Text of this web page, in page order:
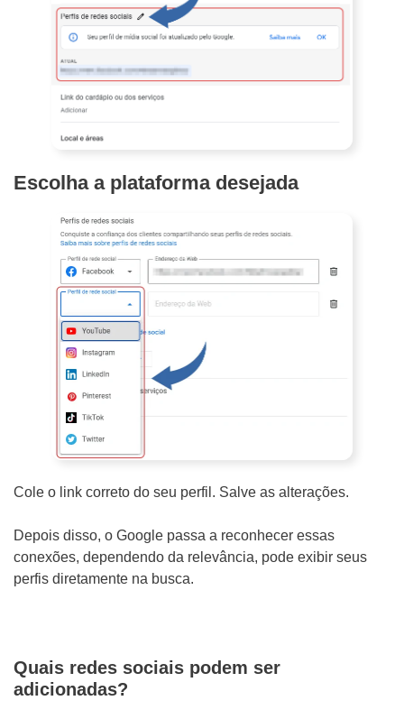
Escolha a plataforma desejada
Cole o link correto do seu perfil. Salve as alterações.
Depois disso, o Google passa a reconhecer essas
conexões, dependendo da relevância, pode exibir seus
perfis diretamente na busca.
Quais redes sociais podem ser
adicionadas?